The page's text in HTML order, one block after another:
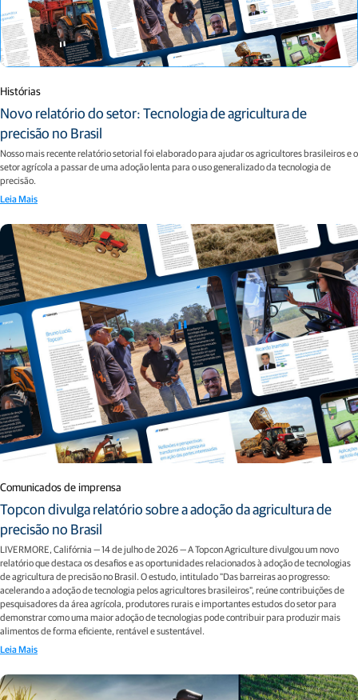
Histórias
Novo relatório do setor: Tecnologia de agricultura de
precisão no Brasil
Nosso mais recente relatório setorial foi elaborado para ajudar os agricultores brasileiros e o
setor agrícola a passar de uma adoção lenta para o uso generalizado da tecnologia de
precisão.
Leia Mais
Comunicados de imprensa
Topcon divulga relatório sobre a adoção da agricultura de
precisão no Brasil
LIVERMORE, Califórnia — 14 de julho de 2026 — A Topcon Agriculture divulgou um novo
relatório que destaca os desafios e as oportunidades relacionados à adoção de tecnologias
de agricultura de precisão no Brasil. O estudo, intitulado "Das barreiras ao progresso:
acelerando a adoção de tecnologia pelos agricultores brasileiros", reúne contribuições de
pesquisadores da área agrícola, produtores rurais e importantes estudos do setor para
demonstrar como uma maior adoção de tecnologias pode contribuir para produzir mais
alimentos de forma eficiente, rentável e sustentável.
Leia Mais